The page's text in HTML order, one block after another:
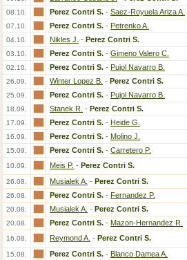
08.10. Perez Contri S. - Saez-Royuela Ariza A.
07.10. Perez Contri S. - Petrenko A.
04.10. Nikles J. - Perez Contri S.
03.10. Perez Contri S. - Gimeno Valero C.
02.10. Perez Contri S. - Pujol Navarro B.
26.09. Winter Lopez B. - Perez Contri S.
25.09. Perez Contri S. - Pujol Navarro B.
18.09. Stanek R. - Perez Contri S.
17.09. Perez Contri S. - Heide G.
16.09. Perez Contri S. - Molino J.
15.09. Perez Contri S. - Carretero P.
10.09. Meis P. - Perez Contri S.
26.08. Musialek A. - Perez Contri S.
26.08. Perez Contri S. - Fernandez P.
20.08. Musialek A. - Perez Contri S.
20.08. Perez Contri S. - Mazon-Hernandez R.
16.08. Reymond A. - Perez Contri S.
15.08. Perez Contri S. - Blanco Damea A.